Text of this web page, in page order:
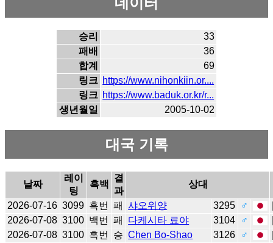
승리
33
패배
36
합계
69
링크 https://www.nihonkiin.or....
링크 https://www.baduk.or.kr/r...
생년월일
2005-10-02
대국 기록
날짜
레이
팅
흑백
결
과
상대
2026-07-16 3099 흑번 패 샤오위양 3295 ♂
2026-07-08 3100 백번 패 다케시타 료야 3104 ♂
2026-07-08 3100 흑번 승 Chen Bo-Shao 3126 ♂